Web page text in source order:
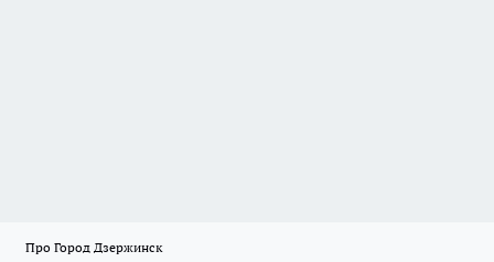
Про Город Дзержинск